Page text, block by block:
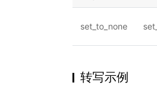
set_to_none
转写示例